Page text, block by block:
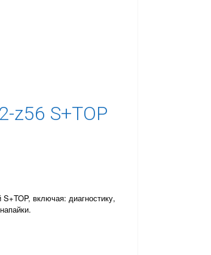
z56 S+TOP
включая: диагностику,